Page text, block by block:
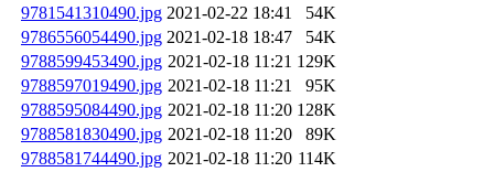
9781541310490.jpg 2021-02-22 18:41
54K
9786556054490.jpg 2021-02-18 18:47
54K
9788599453490.jpg 2021-02-18 11:21 129K
9788597019490.jpg 2021-02-18 11:21
95K
9788595084490.jpg 2021-02-18 11:20 128K
9788581830490.jpg 2021-02-18 11:20
89K
9788581744490.jpg 2021-02-18 11:20 114K